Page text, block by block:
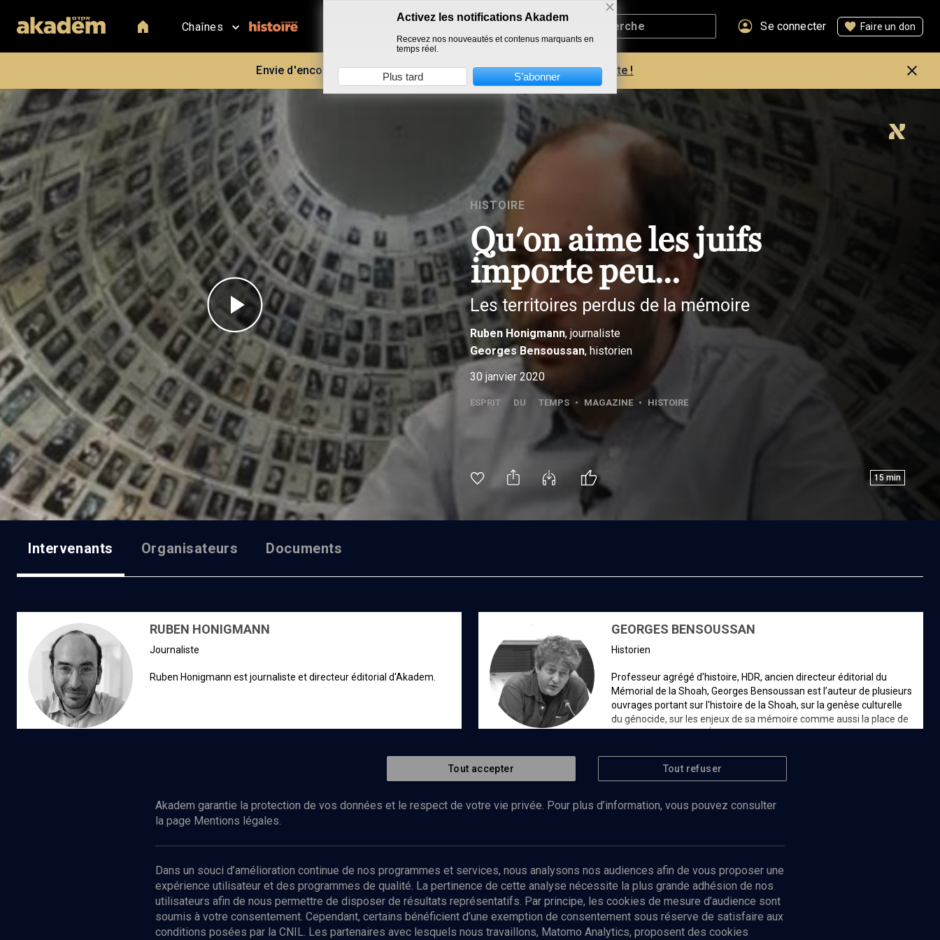
Chaînes Se connecter Faire un don
Envie d'encore plus d'AKADEM ? Découvrez les avantages d'un compte !
HISTOIRE
Qu'on aime les juifs
importe peu...
Les territoires perdus de la mémoire
Ruben Honigmann, journaliste
Georges Bensoussan, historien
30 janvier 2020
ESPRIT DU TEMPS • MAGAZINE • HISTOIRE
15 min
Intervenants Organisateurs Documents
RUBEN HONIGMANN
journaliste
Ruben Honigmann est journaliste et directeur éditorial d'Akadem.
GEORGES BENSOUSSAN
historien
Professeur agrégé d'histoire, HDR, ancien directeur éditorial du
Mémorial de la Shoah, Georges Bensoussan est l’auteur de plusieurs
ouvrages portant sur l'histoire de la Shoah, sur la genèse culturelle
du génocide, sur les enjeux de sa mémoire comme aussi la place de
contemporaine des Juifs du monde arabe.
d’informations
Abonnez-vous à notre newsletter
Envoyer
Tout accepter Tout refuser
Akadem garantie la protection de vos données et le respect de votre vie privée. Pour plus d’information, vous pouvez consulter
la page Mentions légales.
Dans un souci d’amélioration continue de nos programmes et services, nous analysons nos audiences afin de vous proposer une
expérience utilisateur et des programmes de qualité. La pertinence de cette analyse nécessite la plus grande adhésion de nos
utilisateurs afin de nous permettre de disposer de résultats représentatifs. Par principe, les cookies de mesure d’audience sont
soumis à votre consentement. Cependant, certains bénéficient d’une exemption de consentement sous réserve de satisfaire aux
conditions posées par la CNIL. Les partenaires avec lesquels nous travaillons, Matomo Analytics, proposent des cookies
Activez les notifications Akadem
Recevez nos nouveautés et contenus marquants en
temps réel.
Plus tard S’abonner